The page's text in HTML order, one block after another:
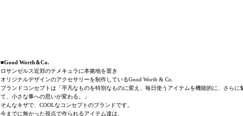
■Good Worth＆Co.
ロサンゼルス近郊のテメキュラに本拠地を置き
オリジナルデザインのアクセサリーを制作しているGood Worth & Co.
ブランドコンセプトは「平凡なものを特別なものに変え、毎日使うアイテムを機能的に、さら
て、小さな事への思いが変わる。」
そんなキザで、COOLなコンセプトのブランドです。
今までに無かった視点で作られるアイテム達は、